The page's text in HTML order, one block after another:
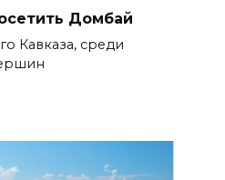
Домбай
Кавказа, среди